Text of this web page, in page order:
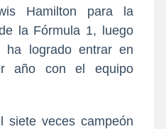
Hamilton para la
la Fórmula 1, luego
logrado entrar en
año con el equipo
siete veces campeón